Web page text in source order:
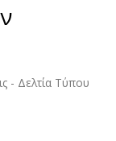
- Δελτία Τύπου